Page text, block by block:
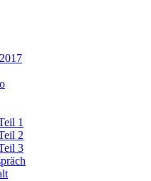
1
2
3